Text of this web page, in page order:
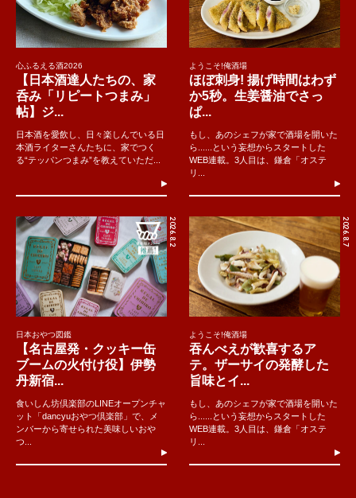
心ふるえる酒2026
【日本酒達人たちの、家
呑み「リピートつまみ」
帖】ジ...
日本酒を愛飲し、日々楽しんでいる日
本酒ライターさんたちに、家でつく
る“テッパンつまみ”を教えていただ...
ようこそ!俺酒場
ほぼ刺身! 揚げ時間はわず
か5秒。生姜醤油でさっ
ぱ...
もし、あのシェフが家で酒場を開いた
ら......という妄想からスタートした
WEB連載。3人目は、鎌倉「オステ
リ...
2026.8.2
日本おやつ図鑑
【名古屋発・クッキー缶
ブームの火付け役】伊勢
丹新宿...
食いしん坊倶楽部のLINEオープンチャ
ット「dancyuおやつ倶楽部」で、メ
ンバーから寄せられた美味しいおや
つ...
2026.8.7
ようこそ!俺酒場
吞んべえが歓喜するア
テ。ザーサイの発酵した
旨味とイ...
もし、あのシェフが家で酒場を開いた
ら......という妄想からスタートした
WEB連載。3人目は、鎌倉「オステ
リ...